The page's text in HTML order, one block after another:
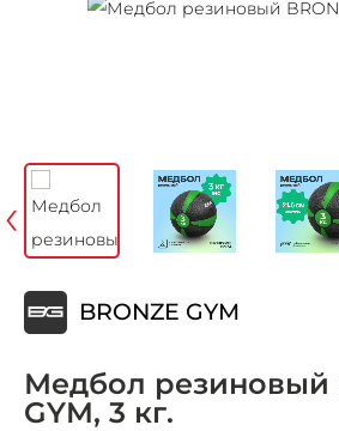
‹
BRONZE GYM
Медбол резиновый
GYM, 3 кг.